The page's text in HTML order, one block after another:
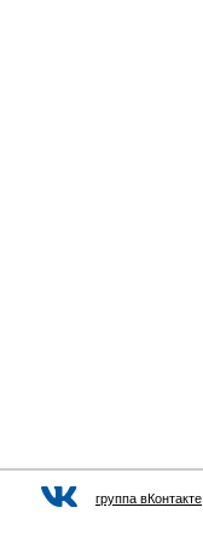
группа вКонтакте